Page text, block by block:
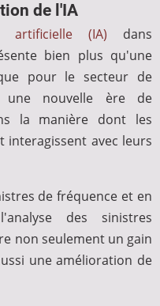
de l'IA
artificielle (IA) dans
bien plus qu'une
pour le secteur de
une nouvelle ère de
la manière dont les
interagissent avec leurs
de fréquence et en
des sinistres
non seulement un gain
une amélioration de